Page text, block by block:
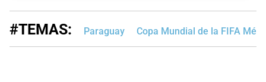
#TEMAS: Paraguay Copa Mundial de la FIFA